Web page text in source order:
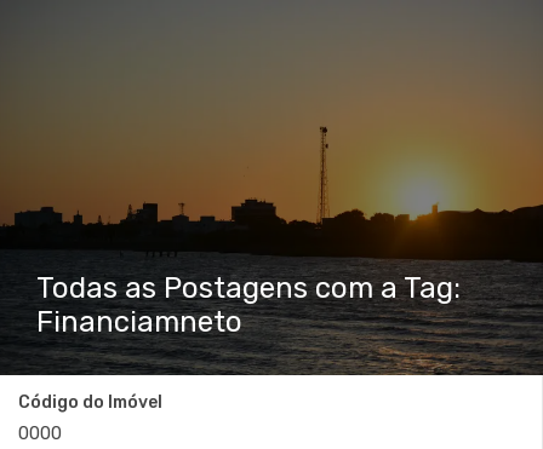
Todas as Postagens com a Tag:
Financiamneto
Código do Imóvel